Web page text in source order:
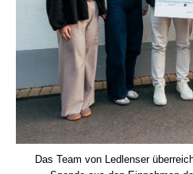
Das Team von Ledlenser